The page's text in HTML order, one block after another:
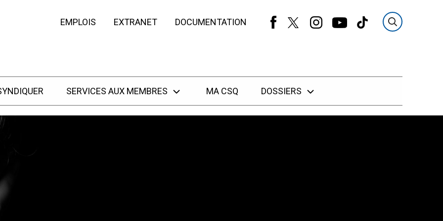
EMPLOIS EXTRANET DOCUMENTATION
SERVICES AUX MEMBRES MA CSQ DOSSIERS